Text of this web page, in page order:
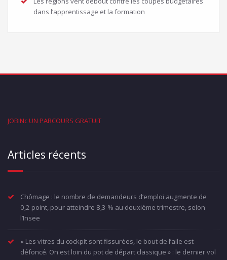
dans l’apprentissage et la formation
JOBINc UN PARCOURS GRATUIT
Articles récents
Chômage : le nombre de demandeurs d’emploi augmente de
0,2 point, pour atteindre 8,3 % au deuxième trimestre, selon
l’Insee
« Les vitres du cockpit sont fissurées, le bout de l’aile est
défoncé. On est loin du pot de départ classique » : le dernier vol